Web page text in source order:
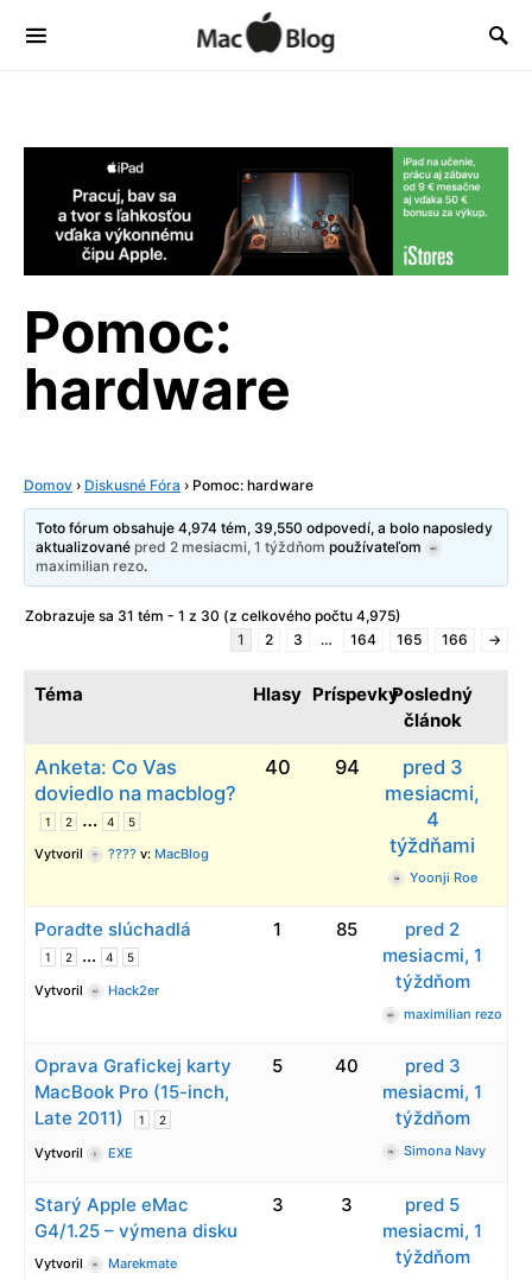
Pomoc:
hardware
Domov › Diskusné Fóra › Pomoc: hardware
Toto fórum obsahuje 4,974 tém, 39,550 odpovedí, a bolo naposledy
aktualizovanépred 2 mesiacmi, 1 týždňom používateľom
maximilian rezo.
Zobrazuje sa 31 tém - 1 z 30 (z celkového počtu 4,975)
1
2 3 … 164 165 166 →
Téma Hlasy PríspevkyPosledný
článok
Anketa: Co Vas
doviedlo na macblog?
1 2 … 4 5
Vytvoril ???? v: MacBlog
40 94
pred 3
mesiacmi,
4
týždňami
Yoonji Roe
Poradte slúchadlá
1 2 … 4 5
Vytvoril Hack2er
1 85
pred 2
mesiacmi, 1
týždňom
maximilian rezo
Oprava Grafickej karty
MacBook Pro (15-inch,
Late 2011)
1 2
Vytvoril EXE
5 40
pred 3
mesiacmi, 1
týždňom
Simona Navy
Starý Apple eMac
G4/1.25 – výmena disku
Vytvoril Marekmate
3 3
pred 5
mesiacmi, 1
týždňom